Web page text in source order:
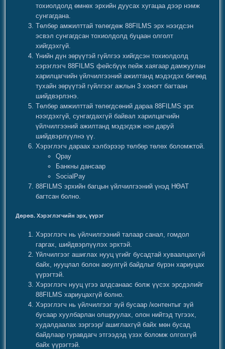
тохиолдолд өмнөх эрхийн дуусах хугацаа дээр нэмж
сунгагдана.
Төлбөр амжилттай төлөгдөж 88FILMS эрх нээгдсэн
эсвэл сунгагдсан тохиолдолд буцаан олголт
хийгдэхгүй.
Үнийн дүн зөрүүтэй гүйлгээ хийгдсэн тохиолдолд
хэрэглэгч 88FILMS фейсбүүк пейж хаягаар дамжуулан
харилцагчийн үйлчилгээний ажилтанд мэдэгдэх бөгөөд
тухайн зөрүүтэй гүйлгээг ажлын 3 хоногт багтаан
шийдвэрлэнэ.
Төлбөр амжилттай төлөгдсөний дараа 88FILMS эрх
нээгдэхгүй, сунгагдахгүй байвал харилцагчийн
үйлчилгээний ажилтанд мэдэгдэж нэн даруй
шийдвэрлүүлнэ үү.
Хэрэглэгч дараах хэлбэрээр төлбөр төлөх боломжтой.
Qpay
Банкны дансаар
SocialPay
88FILMS эрхийн багцын үйлчилгээний үнэд НӨАТ
багтсан болно.
Дөрөв. Хэрэглэгчийн эрх, үүрэг
Хэрэглэгч нь үйлчилгээний талаар санал, гомдол
гаргах, шийдвэрлүүлэх эрхтэй.
Үйлчилгээг ашиглах нууц үгийг бусадтай хуваалцахгүй
байх, нууцлал болон аюулгүй байдлыг бүрэн хариуцах
үүрэгтэй.
Хэрэглэгч нууц үгээ алдсанаас болж үүсэх эрсдэлийг
88FILMS хариуцахгүй болно.
Хэрэглэгч нь үйлчилгээг зүй бусаар /контентыг зүй
бусаар хуулбарлан олшруулах, олон нийтэд түгээх,
худалдаалах зэргээр/ ашиглахгүй байх мөн бусад
байдлаар гуравдагч этгээдэд үзэх боломж олгохгүй
байх үүрэгтэй.